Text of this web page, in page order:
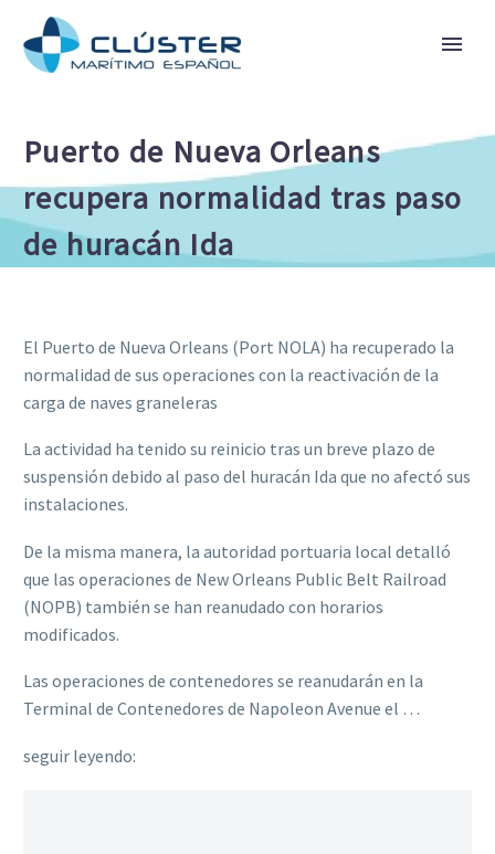
Puerto de Nueva Orleans
recupera normalidad tras paso
de huracán Ida
El Puerto de Nueva Orleans (Port NOLA) ha recuperado la
normalidad de sus operaciones con la reactivación de la
carga de naves graneleras
La actividad ha tenido su reinicio tras un breve plazo de
suspensión debido al paso del huracán Ida que no afectó sus
instalaciones.
De la misma manera, la autoridad portuaria local detalló
que las operaciones de New Orleans Public Belt Railroad
(NOPB) también se han reanudado con horarios
modificados.
Las operaciones de contenedores se reanudarán en la
Terminal de Contenedores de Napoleon Avenue el …
seguir leyendo: